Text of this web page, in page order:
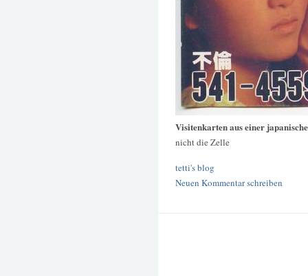
Visitenkarten aus einer
nicht die Zelle
tetti's blog
Neuen Kommentar schreiben